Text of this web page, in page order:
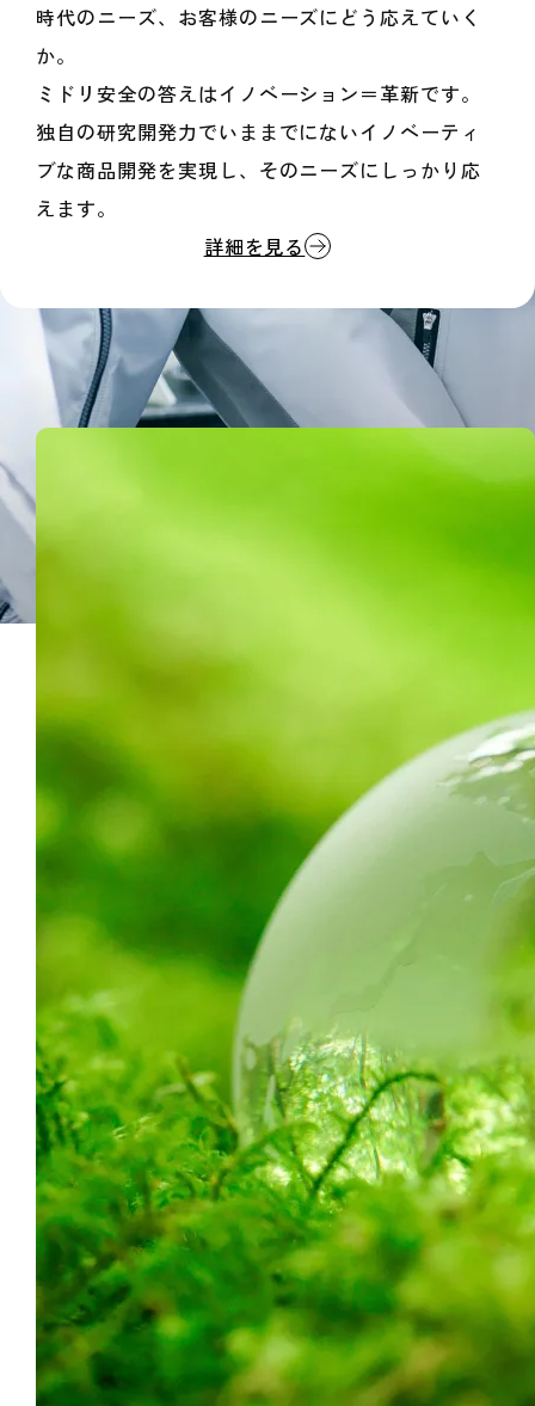
時代のニーズ、お客様のニーズにどう応えていく
か。
ミドリ安全の答えはイノベーション＝革新です。
独自の研究開発力でいままでにないイノベーティ
ブな商品開発を実現し、 そのニーズにしっかり応
えます。
詳細を見る